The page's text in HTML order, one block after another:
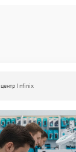
Infinix